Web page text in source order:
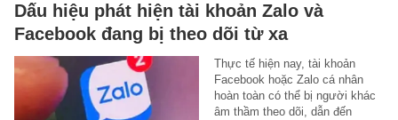
Dấu hiệu phát hiện tài khoản Zalo và
Facebook đang bị theo dõi từ xa
Thực tế hiện nay, tài khoản
Facebook hoặc Zalo cá nhân
hoàn toàn có thể bị người khác
âm thầm theo dõi, dẫn đến